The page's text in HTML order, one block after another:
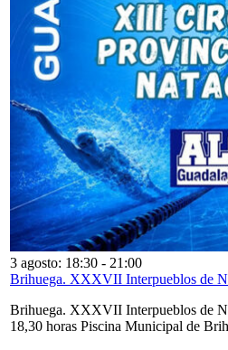
3 agosto: 18:30 - 21:00
Brihuega. XXXVII Interpueblos de
Brihuega. XXXVII Interpueblos de
18,30 horas Piscina Municipal de